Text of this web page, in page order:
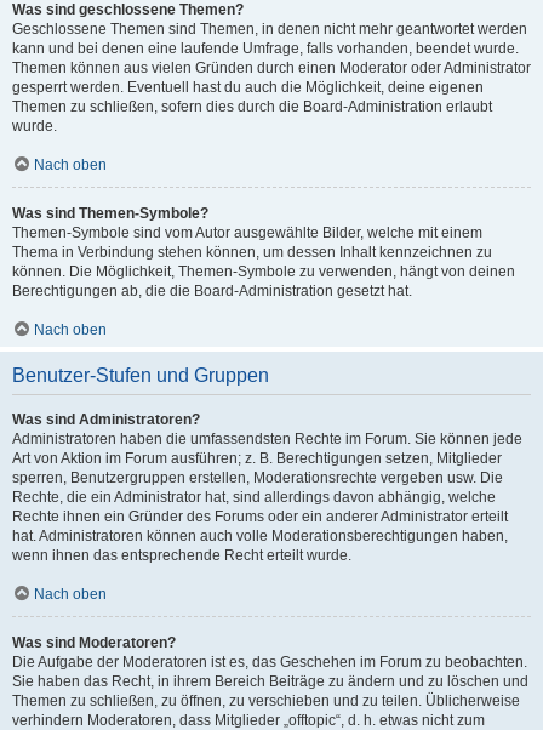
Was sind geschlossene Themen?
Geschlossene Themen sind Themen, in denen nicht mehr geantwortet werden
kann und bei denen eine laufende Umfrage, falls vorhanden, beendet wurde.
Themen können aus vielen Gründen durch einen Moderator oder Administrator
gesperrt werden. Eventuell hast du auch die Möglichkeit, deine eigenen
Themen zu schließen, sofern dies durch die Board-Administration erlaubt
wurde.
Nach oben
Was sind Themen-Symbole?
Themen-Symbole sind vom Autor ausgewählte Bilder, welche mit einem
Thema in Verbindung stehen können, um dessen Inhalt kennzeichnen zu
können. Die Möglichkeit, Themen-Symbole zu verwenden, hängt von deinen
Berechtigungen ab, die die Board-Administration gesetzt hat.
Nach oben
Benutzer-Stufen und Gruppen
Was sind Administratoren?
Administratoren haben die umfassendsten Rechte im Forum. Sie können jede
Art von Aktion im Forum ausführen; z. B. Berechtigungen setzen, Mitglieder
sperren, Benutzergruppen erstellen, Moderationsrechte vergeben usw. Die
Rechte, die ein Administrator hat, sind allerdings davon abhängig, welche
Rechte ihnen ein Gründer des Forums oder ein anderer Administrator erteilt
hat. Administratoren können auch volle Moderationsberechtigungen haben,
wenn ihnen das entsprechende Recht erteilt wurde.
Nach oben
Was sind Moderatoren?
Die Aufgabe der Moderatoren ist es, das Geschehen im Forum zu beobachten.
Sie haben das Recht, in ihrem Bereich Beiträge zu ändern und zu löschen und
Themen zu schließen, zu öffnen, zu verschieben und zu teilen. Üblicherweise
verhindern Moderatoren, dass Mitglieder „offtopic“, d. h. etwas nicht zum